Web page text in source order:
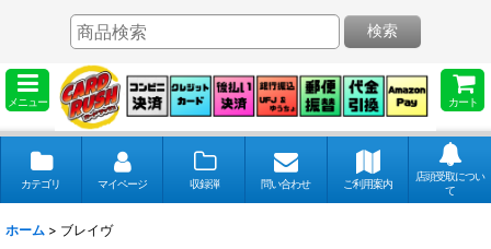
メニュー カート
検索
カテゴリ マイページ 収録弾 問い合わせ ご利用案内
店頭受取につい
て
ホーム > ブレイヴ